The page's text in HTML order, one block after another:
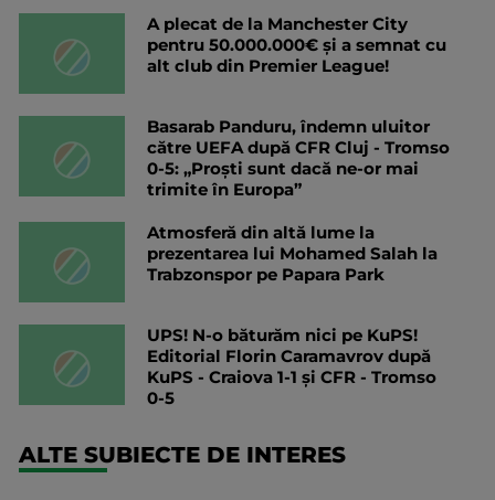
A plecat de la Manchester City
pentru 50.000.000€ și a semnat cu
alt club din Premier League!
Basarab Panduru, îndemn uluitor
către UEFA după CFR Cluj - Tromso
0-5: „Proști sunt dacă ne-or mai
trimite în Europa”
Atmosferă din altă lume la
prezentarea lui Mohamed Salah la
Trabzonspor pe Papara Park
UPS! N-o băturăm nici pe KuPS!
Editorial Florin Caramavrov după
KuPS - Craiova 1-1 și CFR - Tromso
0-5
ALTE SUBIECTE DE INTERES